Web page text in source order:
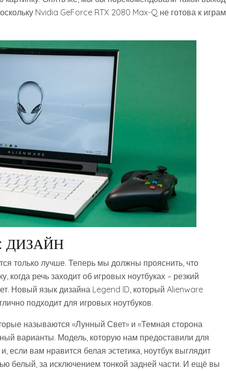
Nvidia GeForce RTX 2080 Max-Q не готова к играм
ДИЗАЙН
только лучше. Теперь мы должны прояснить, что
когда речь заходит об игровых ноутбуках – резкий
Новый язык дизайна Legend ID, который Alienware
подходит для игровых ноутбуков.
называются «Лунный Свет» и «Темная сторона
варианты. Модель, которую нам предоставили для
вам нравится белая эстетика, ноутбук выглядит
белый, за исключением тонкой задней части. И ещё вы